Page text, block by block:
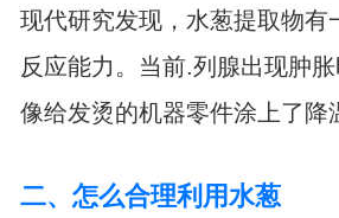
现代研究发现，水葱提取物有
反应能力。当前.列腺出现肿
像给发烫的机器零件涂上了降
二、怎么合理利用水葱